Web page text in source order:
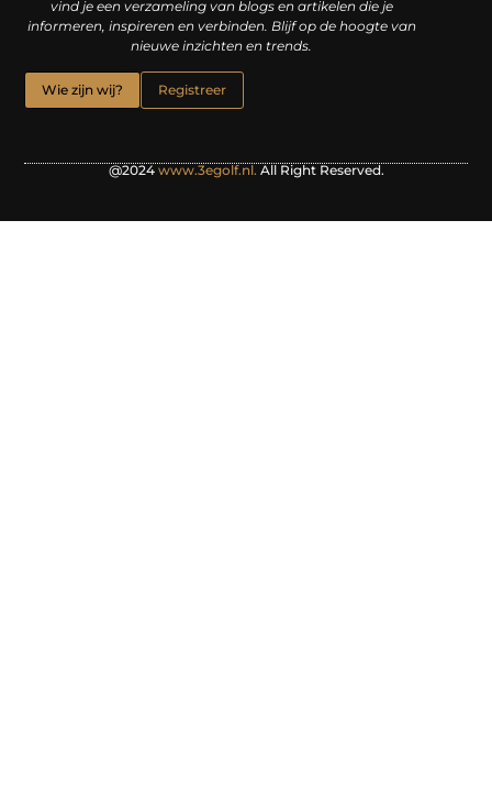
vind je een verzameling van blogs en artikelen die je
informeren, inspireren en verbinden. Blijf op de hoogte van
nieuwe inzichten en trends.
Wie zijn wij? Registreer
@2024www.3egolf.nl.All Right Reserved.